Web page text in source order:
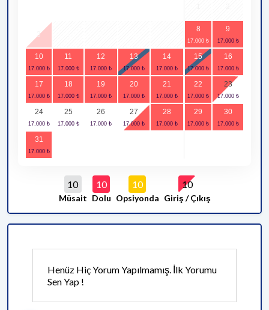
3
8 9
10 11 12 13 14 15 16
17 18 19 20 21 22 23
24 25 26 27 28 29 30
31
10
Müsait
10
Dolu
10
Opsiyonda
10
Giriş / Çıkış
Henüz Hiç Yorum Yapılmamış. İlk Yorumu
Sen Yap !